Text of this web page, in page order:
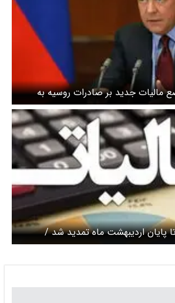
جدید بر صادرات روسیه به
پایان اردیبهشت ماه تمدید شد /
صورت اقساطی و غیرحضوری